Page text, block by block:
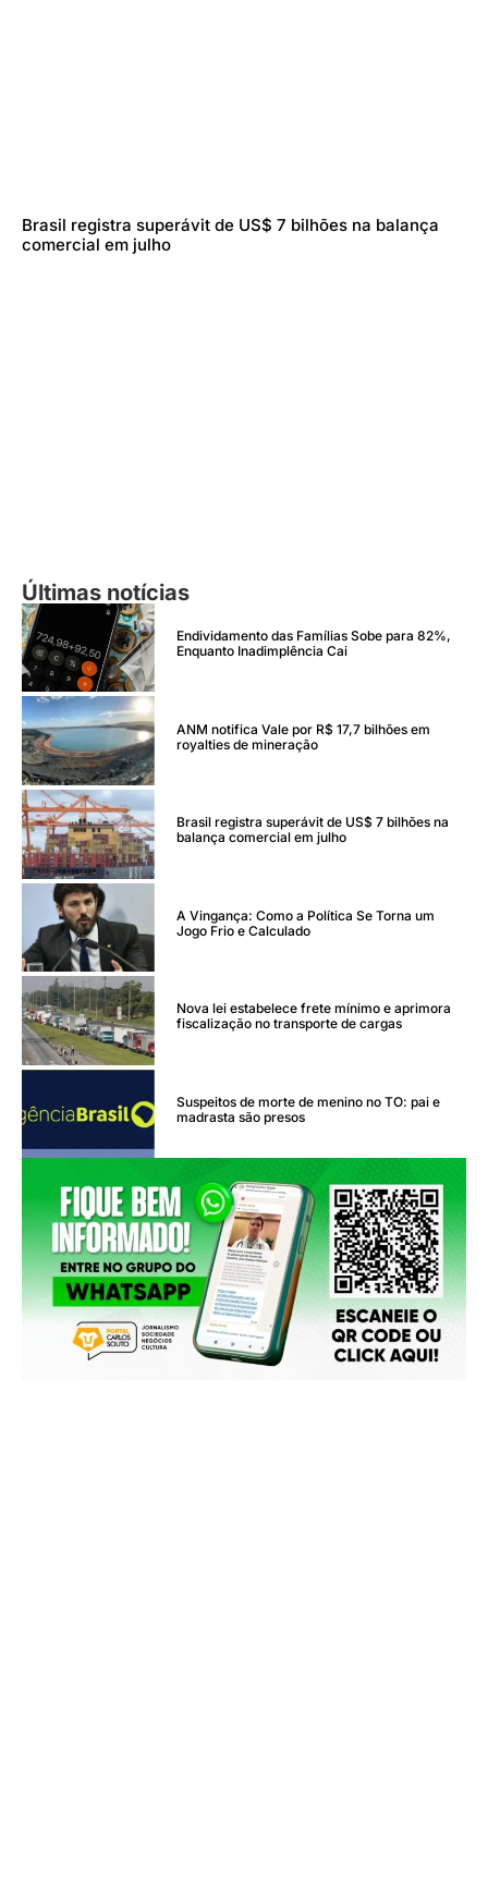
Brasil registra superávit de US$ 7 bilhões na balança
comercial em julho
Últimas notícias
Endividamento das Famílias Sobe para 82%,
Enquanto Inadimplência Cai
ANM notifica Vale por R$ 17,7 bilhões em
royalties de mineração
Brasil registra superávit de US$ 7 bilhões na
balança comercial em julho
A Vingança: Como a Política Se Torna um
Jogo Frio e Calculado
Nova lei estabelece frete mínimo e aprimora
fiscalização no transporte de cargas
Suspeitos de morte de menino no TO: pai e
madrasta são presos